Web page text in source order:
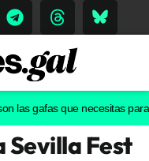
gafas que necesitas para ver
Sevilla Fest